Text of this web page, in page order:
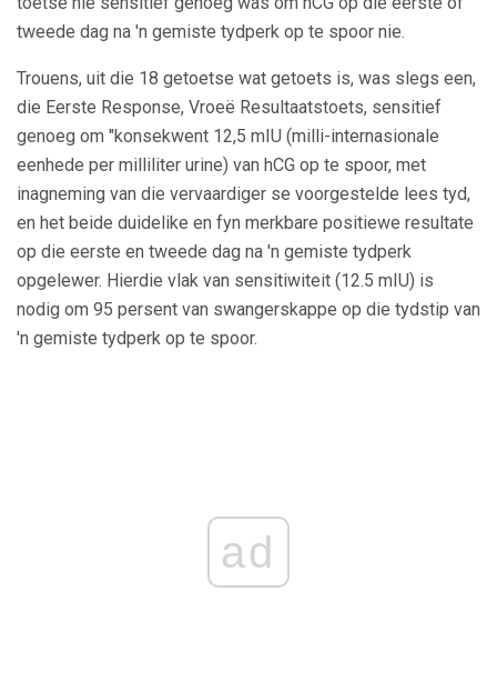
tweede dag na 'n gemiste tydperk op te spoor nie.
Trouens, uit die 18 getoetse wat getoets is, was slegs een,
die Eerste Response, Vroeë Resultaatstoets, sensitief
genoeg om "konsekwent 12,5 mIU (milli-internasionale
eenhede per milliliter urine) van hCG op te spoor, met
inagneming van die vervaardiger se voorgestelde lees tyd,
en het beide duidelike en fyn merkbare positiewe resultate
op die eerste en tweede dag na 'n gemiste tydperk
opgelewer. Hierdie vlak van sensitiwiteit (12.5 mIU) is
nodig om 95 persent van swangerskappe op die tydstip van
'n gemiste tydperk op te spoor.
ad